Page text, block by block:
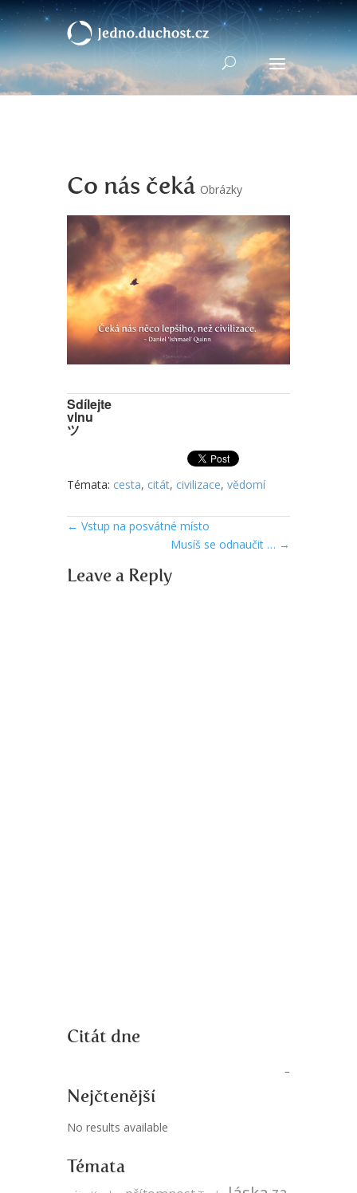
Co nás čeká Obrázky
Sdílejte
vlnu
ツ
Témata: cesta, citát, civilizace, vědomí
← Vstup na posvátné místo
Musíš se odnaučit … →
Leave a Reply
Citát dne
Nejčtenější
No results available
Témata